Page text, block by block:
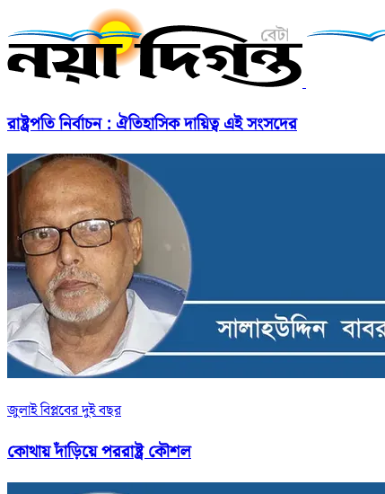
রাষ্ট্রপতি নির্বাচন : ঐতিহাসিক দায়িত্ব এই সংসদের
জুলাই বিপ্লবের দুই বছর
কোথায় দাঁড়িয়ে পররাষ্ট্র কৌশল